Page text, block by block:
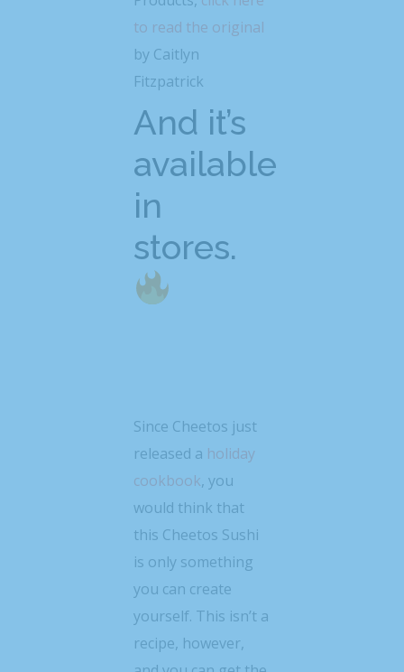
to read the original
by Caitlyn
Fitzpatrick
And it’s
available
in
stores.
Since Cheetos just
released a holiday
cookbook, you
would think that
this Cheetos Sushi
is only something
you can create
yourself. This isn’t a
recipe, however,